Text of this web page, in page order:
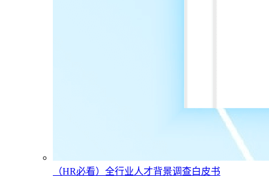
（HR必看）全行业人才背景调查白皮书